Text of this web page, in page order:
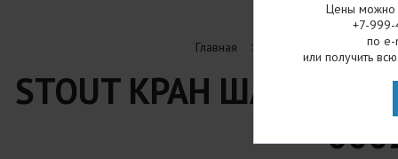
Главная
STOUT КРАН ШАРОВЫЙ
Цены можно
+7-
по
или получить